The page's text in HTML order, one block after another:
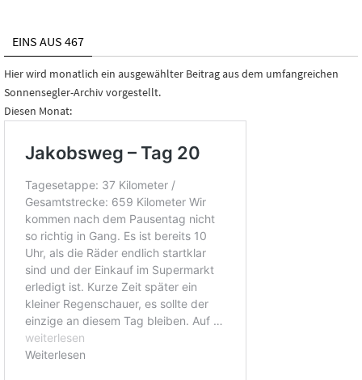
EINS AUS 467
Hier wird monatlich ein ausgewählter Beitrag aus dem umfangreichen
Sonnensegler-Archiv vorgestellt.
Diesen Monat: